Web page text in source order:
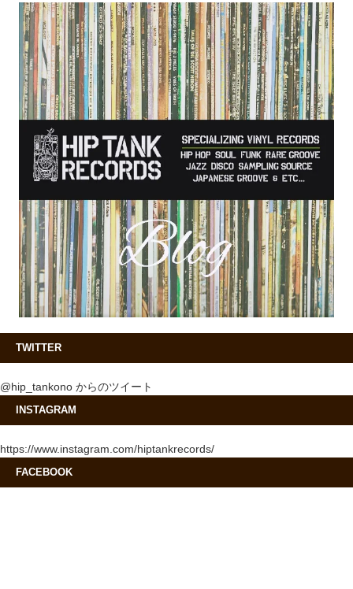
TWITTER
@hip_tankono からのツイート
INSTAGRAM
https://www.instagram.com/hiptankrecords/
FACEBOOK